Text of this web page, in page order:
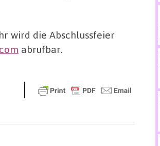
wird die Abschlussfeier
abrufbar.